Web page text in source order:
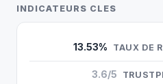
INDICATEURS CLES
13.53% TAUX DE
3.6/5